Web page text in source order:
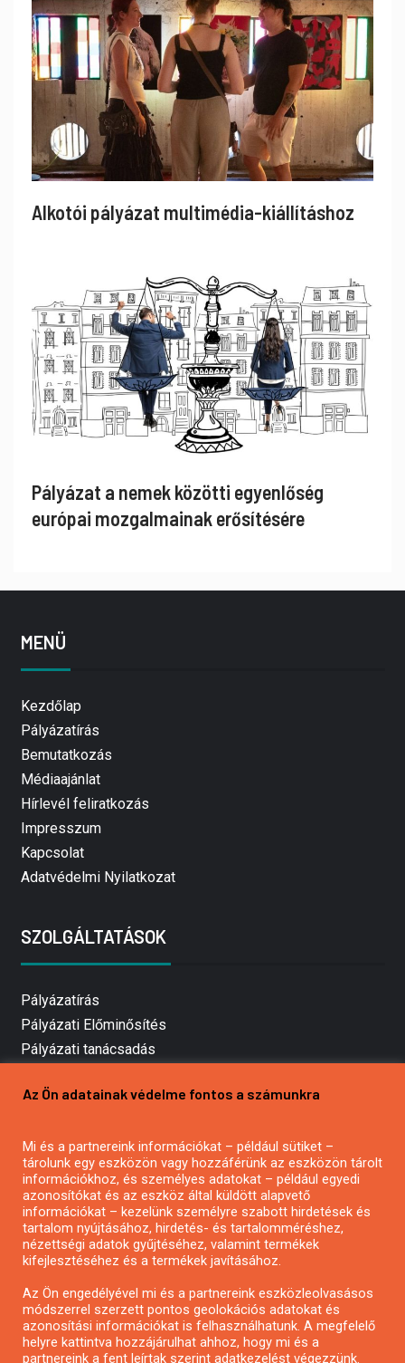
Alkotói pályázat multimédia-kiállításhoz
Pályázat a nemek közötti egyenlőség
európai mozgalmainak erősítésére
MENÜ
Kezdőlap
Pályázatírás
Bemutatkozás
Médiaajánlat
Hírlevél feliratkozás
Impresszum
Kapcsolat
Adatvédelmi Nyilatkozat
SZOLGÁLTATÁSOK
Pályázatírás
Pályázati Előminősítés
Pályázati tanácsadás
Mezőgazdasági pályázatírás
Pályázatírás civil szervezeteknek
Pályázatírás önkormányzatoknak
Pályázatfigyelés
Specifikus pályázatfigyelés vagy hírlevél
Pályázatok magánszemélyeknek
Az Ön adatainak védelme fontos a számunkra
Mi és a partnereink információkat – például sütiket –
tárolunk egy eszközön vagy hozzáférünk az eszközön tárolt
információkhoz, és személyes adatokat – például egyedi
azonosítókat és az eszköz által küldött alapvető
információkat – kezelünk személyre szabott hirdetések és
tartalom nyújtásához, hirdetés- és tartalomméréshez,
nézettségi adatok gyűjtéséhez, valamint termékek
kifejlesztéséhez és a termékek javításához.
Az Ön engedélyével mi és a partnereink eszközleolvasásos
módszerrel szerzett pontos geolokációs adatokat és
azonosítási információkat is felhasználhatunk. A megfelelő
helyre kattintva hozzájárulhat ahhoz, hogy mi és a
partnereink a fent leírtak szerint adatkezelést végezzünk.